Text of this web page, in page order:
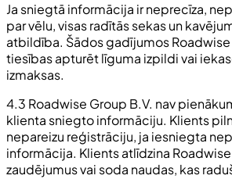
Ja sniegtā informācija ir neprecīza,
par vēlu, visas radītās sekas un
atbildība. Šādos gadījumos Roadwise
tiesības apturēt līguma izpildi vai
izmaksas.
4.3 Roadwise Group B.V. nav
klienta sniegto informāciju. Klients
nepareizu reģistrāciju, ja iesniegta
informācija. Klients atlīdzina
zaudējumus vai soda naudas, kas